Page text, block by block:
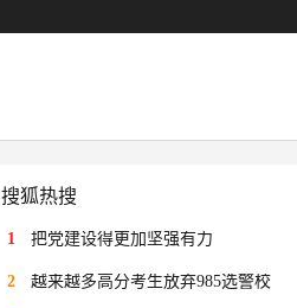
搜狐热搜
1 把党建设得更加坚强有力
2 越来越多高分考生放弃985选警校